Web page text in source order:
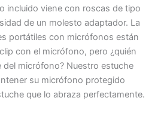
incluido viene con roscas de tipo
de un molesto adaptador. La
portátiles con micrófonos están
con el micrófono, pero ¿quién
del micrófono? Nuestro estuche
su micrófono protegido
que lo abraza perfectamente.